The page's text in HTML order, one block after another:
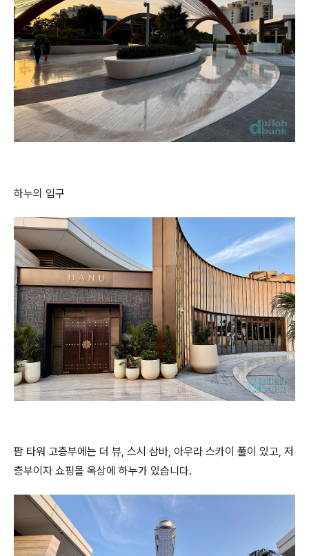
하누의 입구
팜 타워 고층부에는 더 뷰, 스시 삼바, 아우라 스카이 풀이 있고, 저
층부이자 쇼핑몰 옥상에 하누가 있습니다.